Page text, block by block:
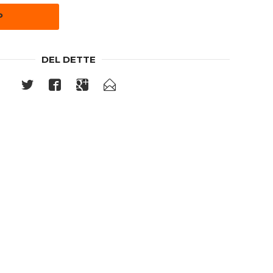
DEL DETTE